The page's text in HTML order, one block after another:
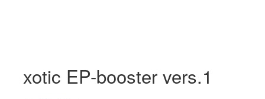
xotic EP-booster vers.1